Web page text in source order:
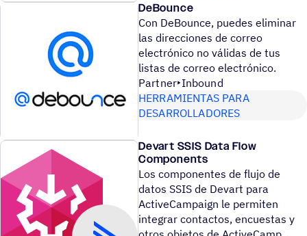
DeBounce
Con DeBounce, puedes eliminar
las direcciones de correo
electrónico no válidas de tus
listas de correo electrónico.
Partner Inbound
HERRAMIENTAS PARA
DESARROLLADORES
Devart SSIS Data Flow
Components
Los componentes de flujo de
datos SSIS de Devart para
ActiveCampaign le permiten
integrar contactos, encuestas y